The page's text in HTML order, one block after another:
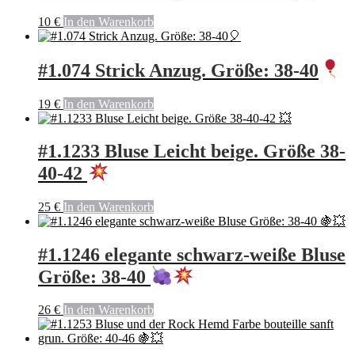
10 € In den Warenkorb
#1.074 Strick Anzug. Größe: 38-40
19 € In den Warenkorb
#1.1233 Bluse Leicht beige. Größe 38-
40-42
25 € In den Warenkorb
#1.1246 elegante schwarz-weiße Bluse
Größe: 38-40
26 € In den Warenkorb